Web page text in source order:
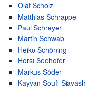
Olaf Scholz
Matthias Schrappe
Paul Schreyer
Martin Schwab
Heiko Schöning
Horst Seehofer
Markus Söder
Kayvan Soufi-Siavash